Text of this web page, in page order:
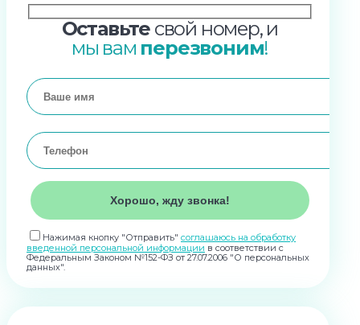
Оставьте свой номер, и
мы вам перезвоним!
Нажимая кнопку "Отправить" соглашаюсь на обработку
введенной персональной информации в соответствии с
Федеральным Законом №152-ФЗ от 27.07.2006 "О персональных
данных".